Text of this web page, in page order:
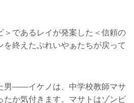
＞であるレイが発案した＜信頼の
を終えたぷれいやぁたちが戻って
男――イケノは、中学校教師マサ
たか気付きます。マサトはゾンビ